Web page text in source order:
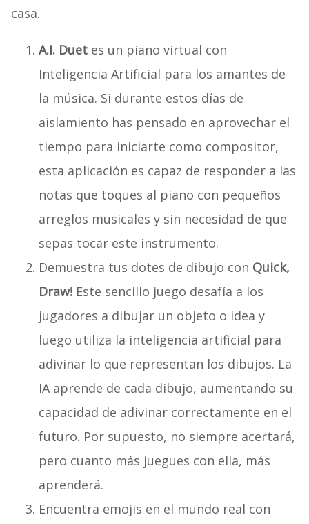
casa.
A.I. Duetes un piano virtual con
Inteligencia Artificial para los amantes de
la música. Si durante estos días de
aislamiento has pensado en aprovechar el
tiempo para iniciarte como compositor,
esta aplicación es capaz de responder a las
notas que toques al piano con pequeños
arreglos musicales y sin necesidad de que
sepas tocar este instrumento.
Demuestra tus dotes de dibujo con Quick,
Draw!Este sencillo juego desafía a los
jugadores a dibujar un objeto o idea y
luego utiliza la inteligencia artificial para
adivinar lo que representan los dibujos. La
IA aprende de cada dibujo, aumentando su
capacidad de adivinar correctamente en el
futuro. Por supuesto, no siempre acertará,
pero cuanto más juegues con ella, más
aprenderá.
Encuentra emojis en el mundo real con